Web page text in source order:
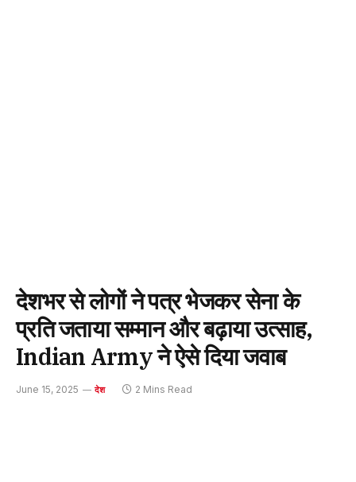
देशभर से लोगों ने पत्र भेजकर सेना के
प्रति जताया सम्मान और बढ़ाया उत्साह,
Indian Army ने ऐसे दिया जवाब
June 15, 2025 देश 2 Mins Read